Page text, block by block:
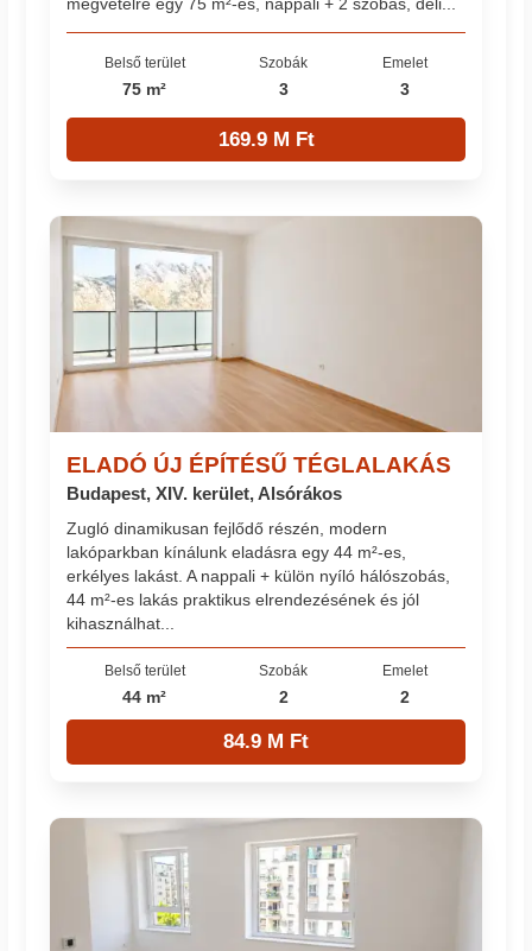
Belső terület
75 m²
Szobák
3
Emelet
3
169.9 M Ft
ELADÓ ÚJ ÉPÍTÉSŰ TÉGLALAKÁS
Budapest, XIV. kerület, Alsórákos
Zugló dinamikusan fejlődő részén, modern
lakóparkban kínálunk eladásra egy 44 m²-es,
erkélyes lakást. A nappali + külön nyíló hálószobás,
44 m²-es lakás praktikus elrendezésének és jól
kihasználhat...
Belső terület
44 m²
Szobák
2
Emelet
2
84.9 M Ft